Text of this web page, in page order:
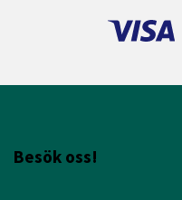
Besök oss!